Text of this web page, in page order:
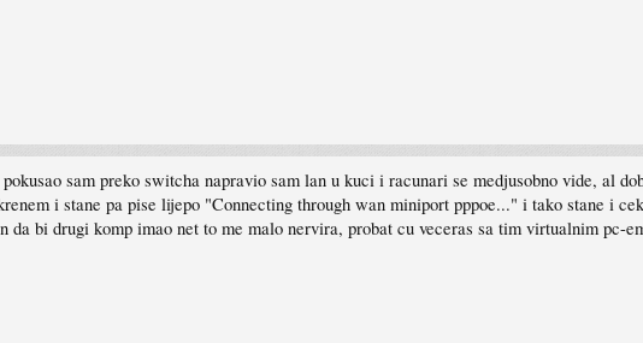
sam preko switcha napravio sam lan u kuci i racunari se medjusobno vide, al
i stane pa pise lijepo "Connecting through wan miniport pppoe..." i tako stane i
bi drugi komp imao net to me malo nervira, probat cu veceras sa tim virtualnim pc-